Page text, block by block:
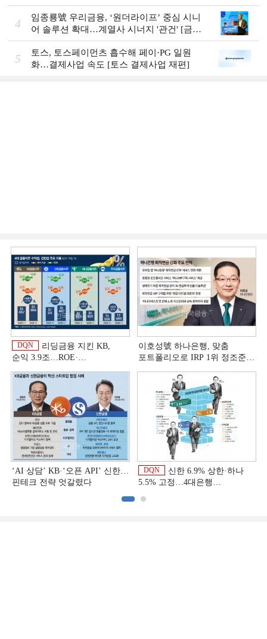
Review]
4
임종룡號 우리금융, ‘원더라이프’ 중심 시니
어 솔루션 확대…계열사 시너지 '관건' [금융
시니어 비즈니스 돋보기]
5
토스, 토스페이먼츠 흡수해 페이·PG 일원
화…결제사업 속도 [토스 결제사업 재편]
DQN
리딩금융 지킨 KB,
순익 3.9조…ROE·
상반기 금융 리그테이블]
이호성號 하나은행, 맞춤
포트폴리오로 IRP 1위 정조준
‘AI 상담’ KB·‘오픈 API’ 신한…
핀테크 전략 엇갈렸다
DQN
신한 6.9% 상한·하나
5.5% 고정…4대은행